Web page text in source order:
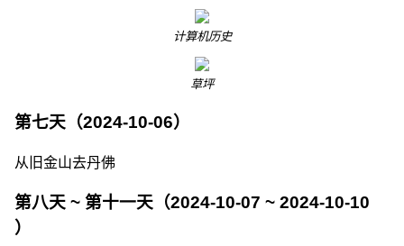
计算机历史
草坪
第七天（2024-10-06）
从旧金山去丹佛
第八天 ~ 第十一天（2024-10-07 ~ 2024-10-10
）